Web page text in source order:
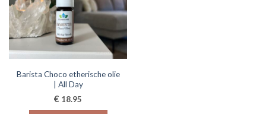
Barista Choco etherische olie
| All Day
€ 18.95